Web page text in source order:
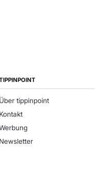
Über tippinpoint
Kontakt
Newsletter